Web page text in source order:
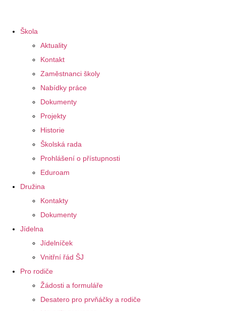
Škola
Aktuality
Kontakt
Zaměstnanci školy
Nabídky práce
Dokumenty
Projekty
Historie
Školská rada
Prohlášení o přístupnosti
Eduroam
Družina
Kontakty
Dokumenty
Jídelna
Jídelníček
Vnitřní řád ŠJ
Pro rodiče
Žádosti a formuláře
Desatero pro prvňáčky a rodiče